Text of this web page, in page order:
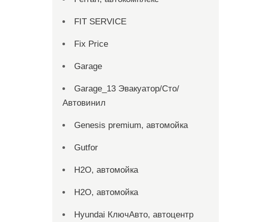
FIT SERVICE
Fix Price
Garage
Garage_13 Эвакуатор/Сто/
Автовинил
Genesis premium, автомойка
Gutfor
H2O, автомойка
H2O, автомойка
Hyundai КлючАвто, автоцентр